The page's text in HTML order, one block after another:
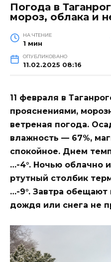
Погода в
мороз, облака и
НА ЧТЕНИЕ
1 мин
ОПУБЛИКОВАНО
11.02.2025 08:16
11 февраля в
прояснениями,
ветреная погода.
влажность — 67%,
спокойное. Днем
…-4°. Ночью облачно
ртутный столбик
…-9°. Завтра
дождя или снега не